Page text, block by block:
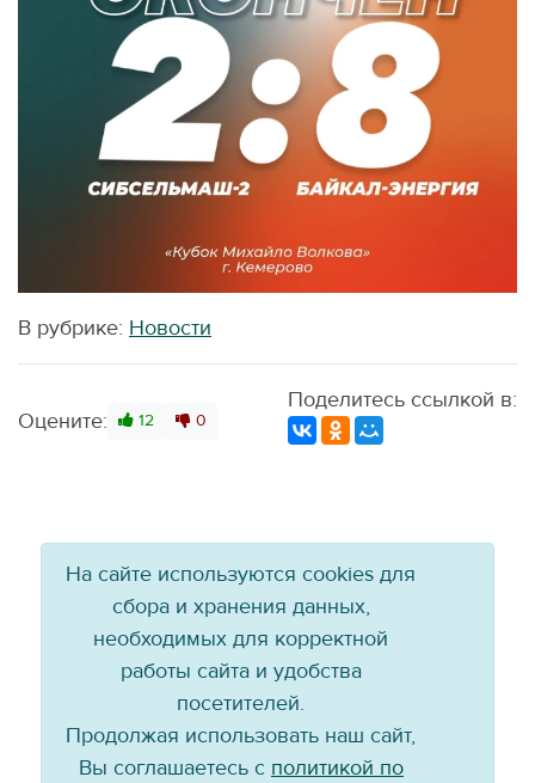
В рубрике: Новости
Оцените: 12 0
Поделитесь ссылкой в:
На сайте используются cookies для
сбора и хранения данных,
необходимых для корректной
работы сайта и удобства
посетителей.
Продолжая использовать наш сайт,
Вы соглашаетесь с политикой по